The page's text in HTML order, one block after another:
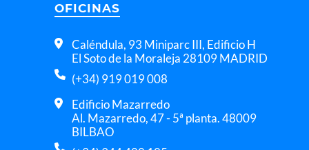
OFICINAS
Caléndula, 93 Miniparc III, Edificio H
El Soto de la Moraleja 28109 MADRID
(+34) 919 019 008
Edificio Mazarredo
Al. Mazarredo, 47 - 5ª planta. 48009
BILBAO